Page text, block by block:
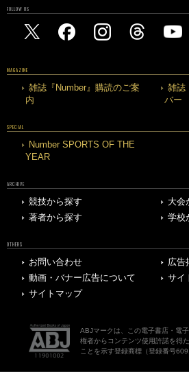
FOLLOW US
MAGAZINE
雑誌『Number』購読のご案
内
雑誌
バー
SPECIAL
Number SPORTS OF THE
YEAR
ARCHIVE
競技から探す
大会
著者から探す
学校
OTHERS
お問い合わせ
広告
動画・バナー広告について
サイ
サイトマップ
ABJマークは、この電子書店・電
権者からコンテンツ使用許諾を得
ことを示す登録商標（登録番号